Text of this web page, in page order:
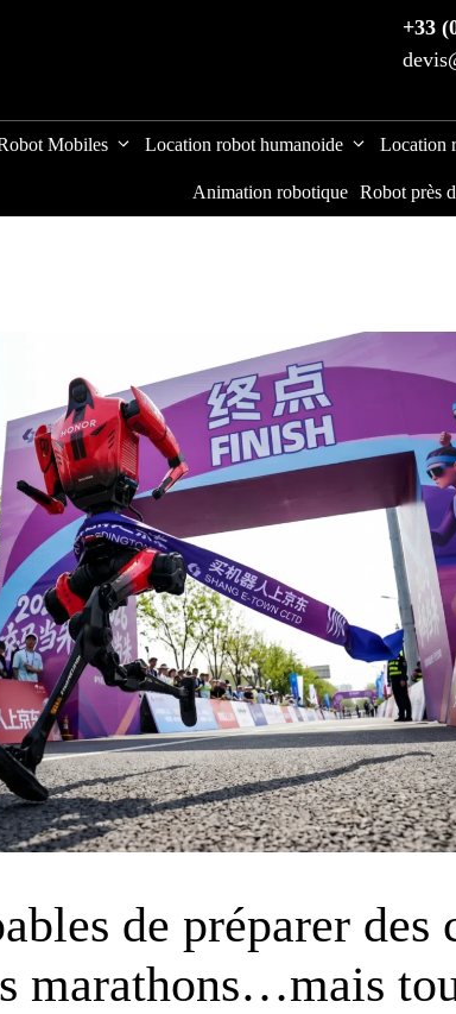
+33
Mobiles Location robot humanoide Location
Animation robotique Robot près
de préparer des
marathons…mais